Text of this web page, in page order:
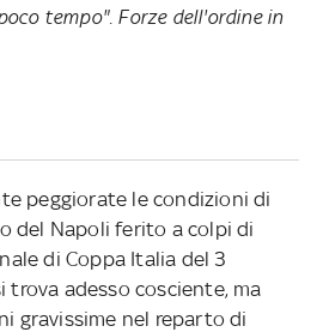
tempo". Forze dell'ordine in
peggiorate le condizioni di
del Napoli ferito a colpi di
di Coppa Italia del 3
trova adesso cosciente, ma
gravissime nel reparto di